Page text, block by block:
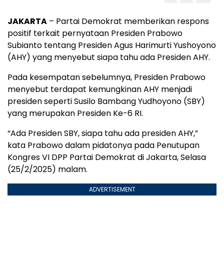
JAKARTA – Partai Demokrat memberikan respons
positif terkait pernyataan Presiden Prabowo
Subianto tentang Presiden Agus Harimurti Yushoyono
(AHY) yang menyebut siapa tahu ada Presiden AHY.
Pada kesempatan sebelumnya, Presiden Prabowo
menyebut terdapat kemungkinan AHY menjadi
presiden seperti Susilo Bambang Yudhoyono (SBY)
yang merupakan Presiden Ke-6 RI.
“Ada Presiden SBY, siapa tahu ada presiden AHY,”
kata Prabowo dalam pidatonya pada Penutupan
Kongres VI DPP Partai Demokrat di Jakarta, Selasa
(25/2/2025) malam.
ADVERTISEMENT